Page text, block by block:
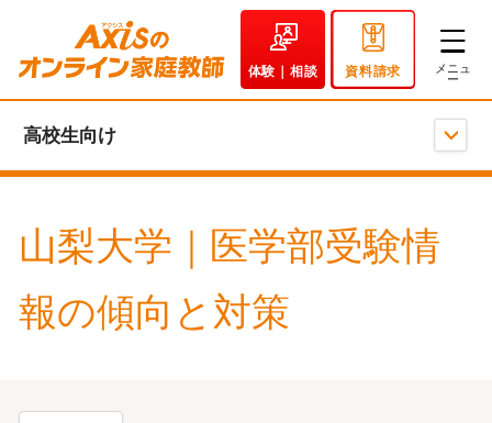
体験｜相談 資料請求
高校生向け
山梨大学｜医学部受験情
報の傾向と対策